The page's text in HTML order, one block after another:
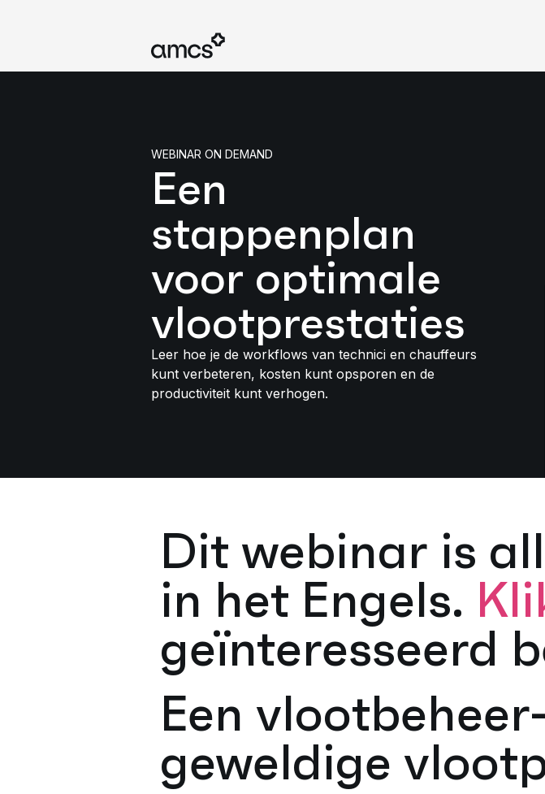
WEBINAR ON DEMAND
Een
stappenplan
voor optimale
vlootprestaties
Leer hoe je de workflows van technici en chauffeurs
kunt verbeteren, kosten kunt opsporen en de
productiviteit kunt verhogen.
Dit webinar is
in het Engels.
geïnteresseerd
Een
geweldige